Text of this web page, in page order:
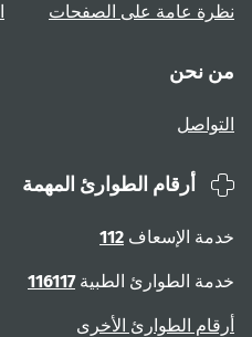
نظرة عامة على الصفحات
من نحن
التواصل
أرقام الطوارئ المهمة
خدمة الإسعاف 112
خدمة الطوارئ الطبية116117
أرقام الطوارئ الأخرى